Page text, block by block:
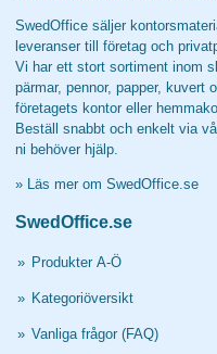
SwedOffice säljer
leveranser till företag och
Vi har ett stort sortiment inom
pärmar, pennor, papper, kuvert
företagets kontor eller
Beställ snabbt och enkelt via
ni behöver hjälp.
» Läs mer om SwedOffice.se
SwedOffice.se
» Produkter A-Ö
» Kategoriöversikt
» Vanliga frågor (FAQ)